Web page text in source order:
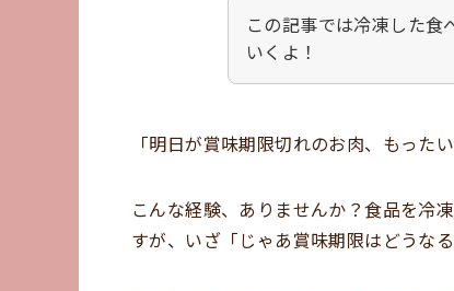
この記事では冷凍した食
いくよ！
「明日が賞味期限切れのお肉、もった
こんな経験、ありませんか？食品を冷
すが、いざ「じゃあ賞味期限はどうな